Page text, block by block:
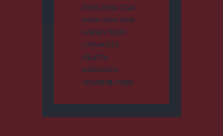
DUMA DUBA 2024
DUMA DUBA 2026
GYERGYÓSZÉK
HÁROMSZÉK
HÍRLISTA
MAROSSZÉK
UDVARHELYSZÉK